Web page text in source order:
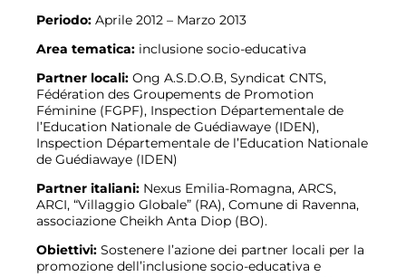
Periodo: Aprile 2012 – Marzo 2013
Area tematica: inclusione socio-educativa
Partner locali: Ong A.S.D.O.B, Syndicat CNTS,
Fédération des Groupements de Promotion
Féminine (FGPF), Inspection Départementale de
l’Education Nationale de Guédiawaye (IDEN),
Inspection Départementale de l’Education Nationale
de Guédiawaye (IDEN)
Partner italiani: Nexus Emilia-Romagna, ARCS,
ARCI, “Villaggio Globale” (RA), Comune di Ravenna,
associazione Cheikh Anta Diop (BO).
Obiettivi: Sostenere l’azione dei partner locali per la
promozione dell’inclusione socio-educativa e